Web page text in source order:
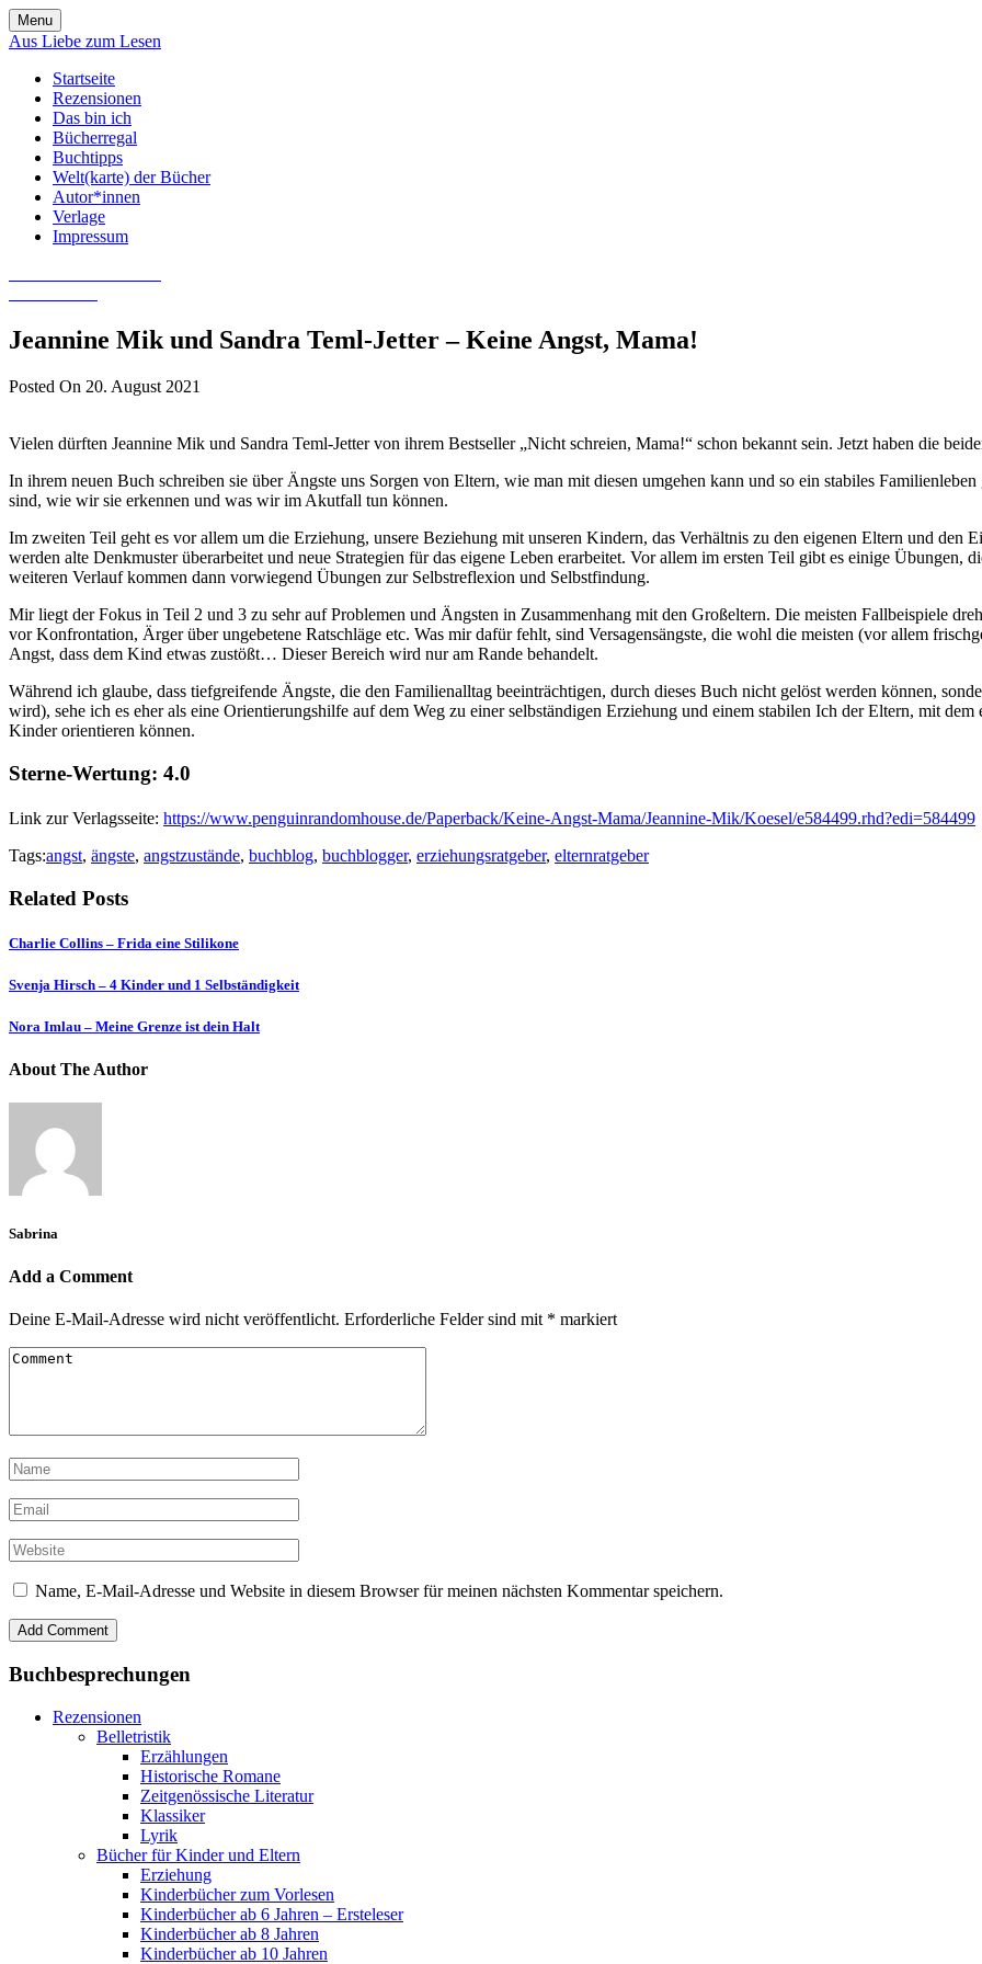
Skip
to
Menu
Aus Liebe zum Lesen
Startseite
Rezensionen
Das bin ich
Bücherregal
Buchtipps
Welt(karte) der Bücher
Autor*innen
Verlage
Impressum
Jeannine Mik und Sandra Teml-Jetter – Keine Angst, Mama!
Posted On 20. August 2021
Vielen dürften Jeannine Mik und Sandra Teml-Jetter von ihrem Bestseller „Nicht schreien, Mama!“ schon bekannt sein. Jetzt haben die
In ihrem neuen Buch schreiben sie über Ängste uns Sorgen von Eltern, wie man mit diesen umgehen kann und so ein stabiles
sind, wie wir sie erkennen und was wir im Akutfall tun können.
Im zweiten Teil geht es vor allem um die Erziehung, unsere Beziehung mit unseren Kindern, das Verhältnis zu den eigenen Eltern und den
werden alte Denkmuster überarbeitet und neue Strategien für das eigene Leben erarbeitet. Vor allem im ersten Teil gibt es einige Übungen,
weiteren Verlauf kommen dann vorwiegend Übungen zur Selbstreflexion und Selbstfindung.
Mir liegt der Fokus in Teil 2 und 3 zu sehr auf Problemen und Ängsten in Zusammenhang mit den Großeltern. Die meisten Fallbeispiele
vor Konfrontation, Ärger über ungebetene Ratschläge etc. Was mir dafür fehlt, sind Versagensängste, die wohl die meisten (vor allem
Angst, dass dem Kind etwas zustößt… Dieser Bereich wird nur am Rande behandelt.
Während ich glaube, dass tiefgreifende Ängste, die den Familienalltag beeinträchtigen, durch dieses Buch nicht gelöst werden können,
wird), sehe ich es eher als eine Orientierungshilfe auf dem Weg zu einer selbständigen Erziehung und einem stabilen Ich der Eltern, mit
Kinder orientieren können.
Sterne-Wertung: 4.0
Link zur Verlagsseite: https://www.penguinrandomhouse.de/Paperback/Keine-Angst-Mama/Jeannine-Mik/Koesel/e584499.rhd?edi=584499
Tags:angst, ängste, angstzustände, buchblog, buchblogger, erziehungsratgeber, elternratgeber
Related Posts
Charlie Collins – Frida eine Stilikone
Svenja Hirsch – 4 Kinder und 1 Selbständigkeit
Nora Imlau – Meine Grenze ist dein Halt
About The Author
Sabrina
Add a Comment
Deine E-Mail-Adresse wird nicht veröffentlicht. Erforderliche Felder sind mit * markiert
Name, E-Mail-Adresse und Website in diesem Browser für meinen nächsten Kommentar speichern.
Buchbesprechungen
Rezensionen
Belletristik
Erzählungen
Historische Romane
Zeitgenössische Literatur
Klassiker
Lyrik
Bücher für Kinder und Eltern
Erziehung
Kinderbücher zum Vorlesen
Kinderbücher ab 6 Jahren – Ersteleser
Kinderbücher ab 8 Jahren
Kinderbücher ab 10 Jahren